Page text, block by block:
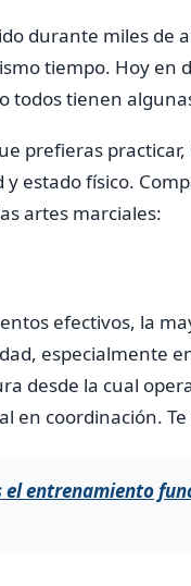
durante miles de
tiempo. Hoy en
todos tienen
prefieras
estado físico.
artes marciales:
efectivos, la
especialmente
desde la cual
en coordinación.
el entrenamiento